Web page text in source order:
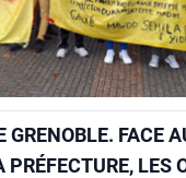
GRENOBLE. FACE
PRÉFECTURE, LES